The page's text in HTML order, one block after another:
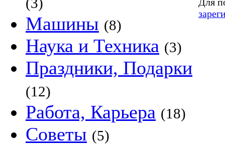
Машины (8)
Наука и Техника (3)
Праздники, Подарки
(12)
Работа, Карьера (18)
Советы (5)